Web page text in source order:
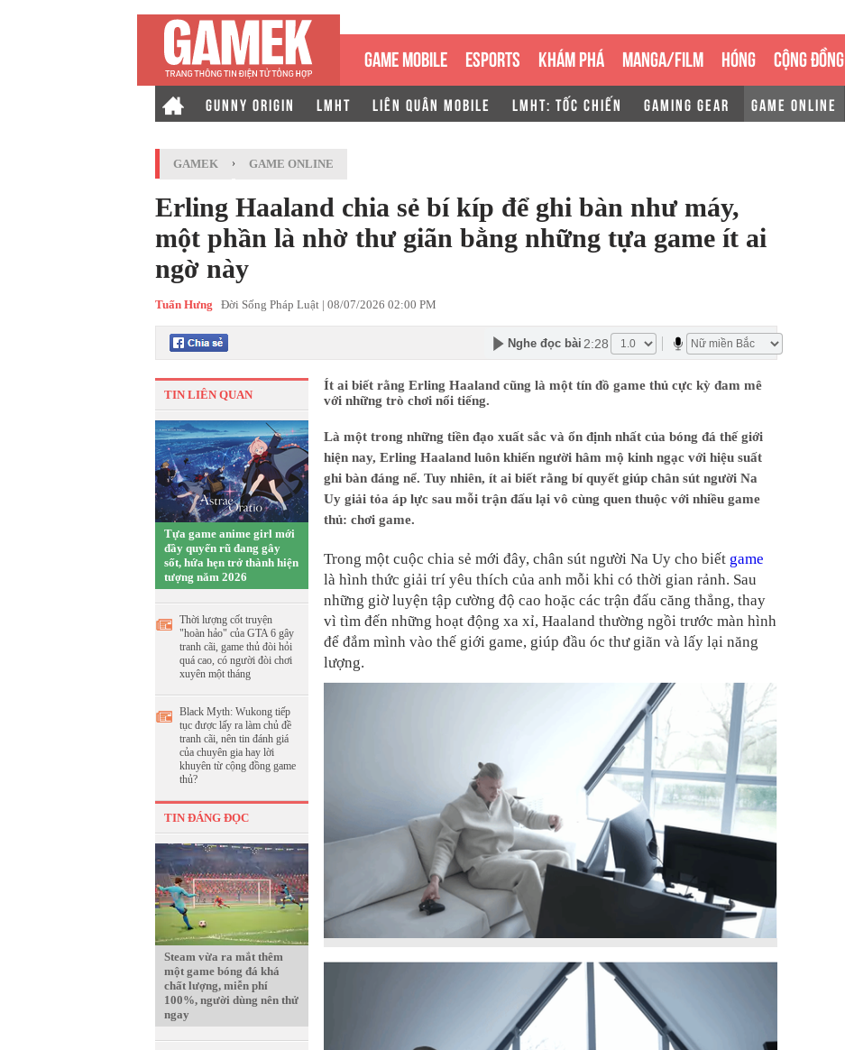
GAME MOBILE ESPORTS KHÁM PHÁ MANGA/FILM HÓNG CỘNG ĐỒNG
GUNNY ORIGIN LMHT LIÊN QUÂN MOBILE LMHT: TỐC CHIẾN GAMING GEAR GAME ONLINE
GAMEK › GAME ONLINE
Erling Haaland chia sẻ bí kíp để ghi bàn như máy,
một phần là nhờ thư giãn bằng những tựa game ít ai
ngờ này
Tuấn Hưng Đời Sống Pháp Luật | 08/07/2026 02:00 PM
Nghe đọc bài 2:28
TIN LIÊN QUAN
Tựa game anime girl mới
đầy quyến rũ đang gây
sốt, hứa hẹn trở thành hiện
tượng năm 2026
Thời lượng cốt truyện
"hoàn hảo" của GTA 6 gây
tranh cãi, game thủ đòi hỏi
quá cao, có người đòi chơi
xuyên một tháng
Black Myth: Wukong tiếp
tục được lấy ra làm chủ đề
tranh cãi, nên tin đánh giá
của chuyên gia hay lời
khuyên từ cộng đồng game
thủ?
TIN ĐÁNG ĐỌC
Steam vừa ra mắt thêm
một game bóng đá khá
chất lượng, miễn phí
100%, người dùng nên thử
ngay
Ít ai biết rằng Erling Haaland cũng là một tín đồ game thủ cực kỳ đam mê
với những trò chơi nổi tiếng.
Là một trong những tiền đạo xuất sắc và ổn định nhất của bóng đá thế giới
hiện nay, Erling Haaland luôn khiến người hâm mộ kinh ngạc với hiệu suất
ghi bàn đáng nể. Tuy nhiên, ít ai biết rằng bí quyết giúp chân sút người Na
Uy giải tỏa áp lực sau mỗi trận đấu lại vô cùng quen thuộc với nhiều game
thủ: chơi game.
Trong một cuộc chia sẻ mới đây, chân sút người Na Uy cho biết game
là hình thức giải trí yêu thích của anh mỗi khi có thời gian rảnh. Sau
những giờ luyện tập cường độ cao hoặc các trận đấu căng thẳng, thay
vì tìm đến những hoạt động xa xỉ, Haaland thường ngồi trước màn hình
để đắm mình vào thế giới game, giúp đầu óc thư giãn và lấy lại năng
lượng.